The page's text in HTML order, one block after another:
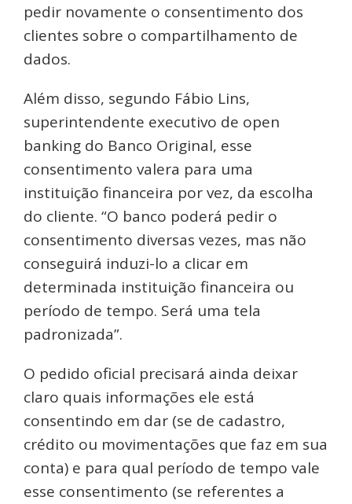
pedir novamente o consentimento dos
clientes sobre o compartilhamento de
dados.
Além disso, segundo Fábio Lins,
superintendente executivo de open
banking do Banco Original, esse
consentimento valera para uma
instituição financeira por vez, da escolha
do cliente. “O banco poderá pedir o
consentimento diversas vezes, mas não
conseguirá induzi-lo a clicar em
determinada instituição financeira ou
período de tempo. Será uma tela
padronizada”.
O pedido oficial precisará ainda deixar
claro quais informações ele está
consentindo em dar (se de cadastro,
crédito ou movimentações que faz em sua
conta) e para qual período de tempo vale
esse consentimento (se referentes a